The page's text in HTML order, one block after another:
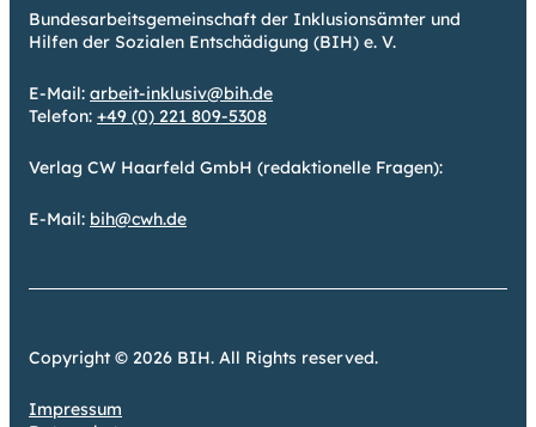
Bundesarbeitsgemeinschaft der Inklusionsämter und
Hilfen der Sozialen Entschädigung (BIH) e. V.
E-Mail: arbeit-inklusiv@bih.de
Telefon: +49 (0) 221 809-5308
Verlag CW Haarfeld GmbH (redaktionelle Fragen):
E-Mail: bih@cwh.de
Copyright © 2026 BIH. All Rights reserved.
Impressum